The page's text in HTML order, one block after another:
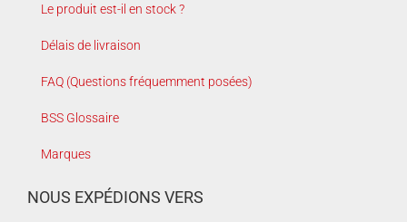
Le produit est-il en stock ?
Délais de livraison
FAQ (Questions fréquemment posées)
BSS Glossaire
Marques
NOUS EXPÉDIONS VERS